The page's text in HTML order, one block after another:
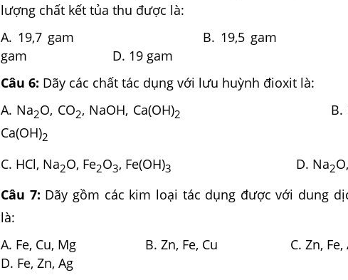
lượng chất kết tủa thu được là:
A. 19,7 gam B. 19,5 gam
gam D. 19 gam
Câu 6: Dãy các chất tác dụng với lưu huỳnh đioxit là:
A. Na2O, CO2, NaOH, Ca(OH)2 B.
Ca(OH)2
C. HCl, Na2O, Fe2O3, Fe(OH)3 D. Na2
Câu 7: Dãy gồm các kim loại tác dụng được với dung
là:
A. Fe, Cu, Mg B. Zn, Fe, Cu C.
D. Fe, Zn, Ag